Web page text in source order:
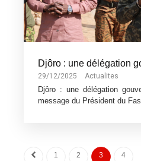
29/12/2025 Actualites
Djôro : une délégation
message du Président du
1 2 3 4